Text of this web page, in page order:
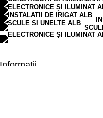
Informații